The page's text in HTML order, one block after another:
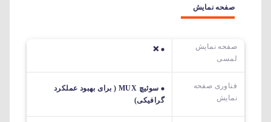
صفحه نمایش
صفحه نمایش
لمسی
❌
فناوری صفحه
نمایش
سوئیچ MUX ( برای بهبود عملکرد
گرافیکی)